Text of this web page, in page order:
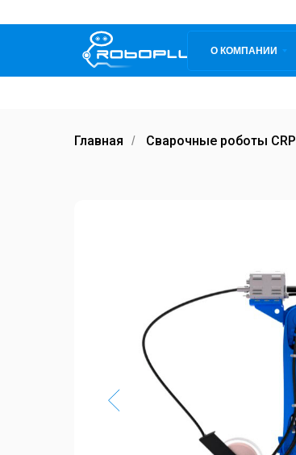
О КОМПАНИИ
Главная / Сварочные роботы CRP